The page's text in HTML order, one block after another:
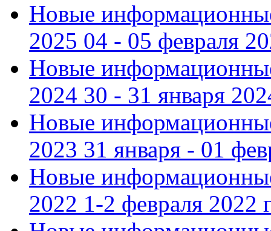
Новые
2025 04 - 05 февраля
Новые
2024 30 - 31 января
Новые
2023 31 января - 01
Новые
2022 1-2 февраля 2022